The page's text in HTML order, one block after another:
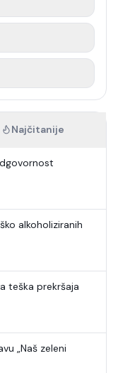
Najčitanije
alkoholiziranih
teška prekršaja
„Naš zeleni